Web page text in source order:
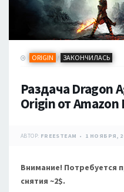
ORIGIN / ЗАКОНЧИЛАСЬ
Раздача Dragon
Origin от Amazon
АВТОР: FREESTEAM 1 НОЯБРЯ,
Внимание! Потребуется
снятия ~2$.